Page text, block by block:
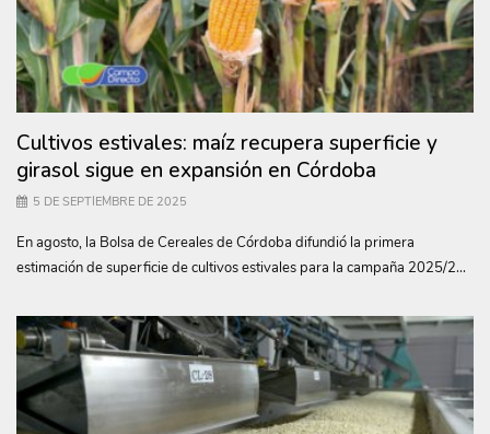
Cultivos estivales: maíz recupera superficie y
girasol sigue en expansión en Córdoba
5 DE SEPTIEMBRE DE 2025
En agosto, la Bolsa de Cereales de Córdoba difundió la primera
estimación de superficie de cultivos estivales para la campaña 2025/2...